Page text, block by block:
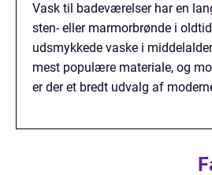
Vask til badeværelser har en
sten- eller marmorbrønde i
udsmykkede vaske i
mest populære materiale, og
er der et bredt udvalg af